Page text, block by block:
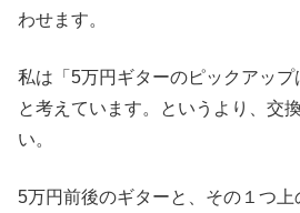
わせます。
私は「5万円ギターのピックアップ
と考えています。というより、交
い。
5万円前後のギターと、その１つ上